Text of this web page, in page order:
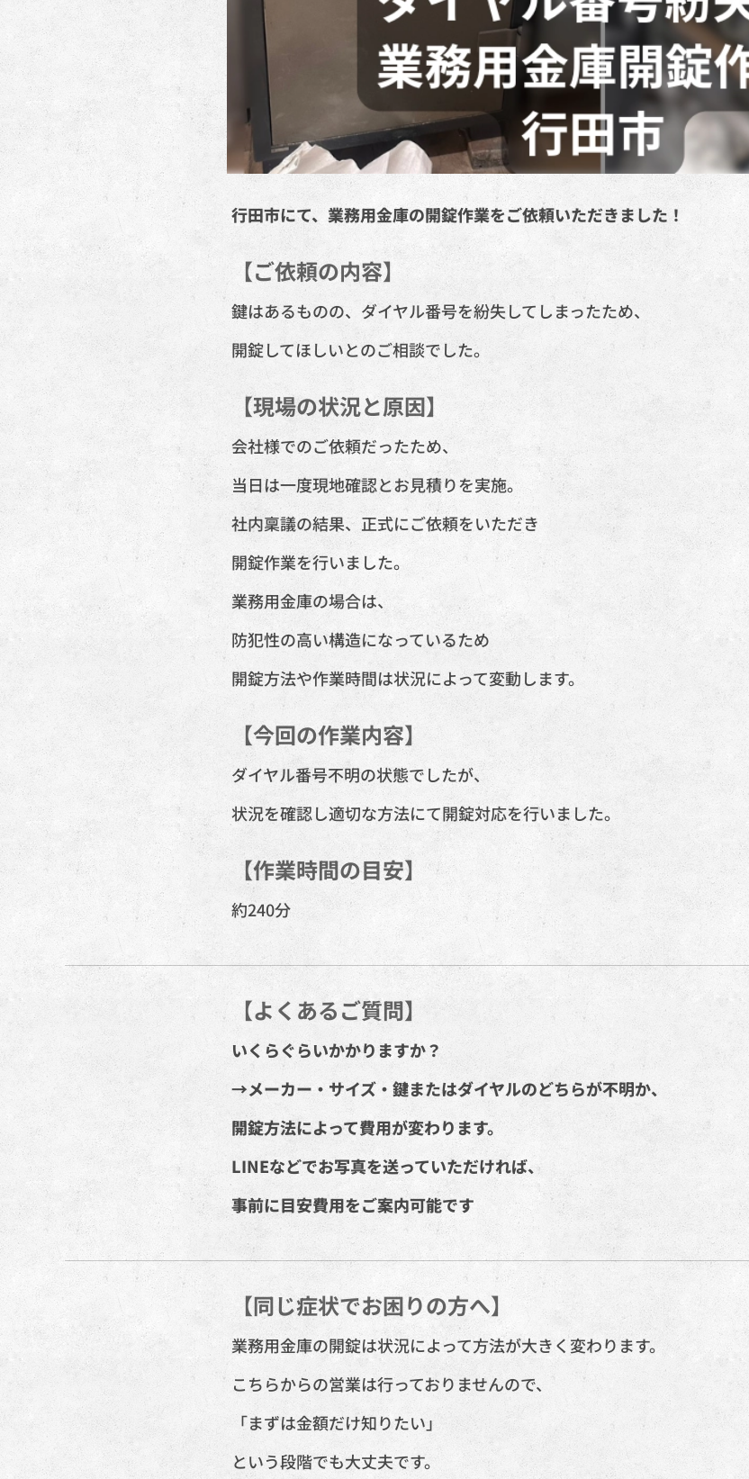
行田市にて、業務用金庫の開錠作業をご依頼いただきました！
【ご依頼の内容】
鍵はあるものの、ダイヤル番号を紛失してしまったため、
開錠してほしいとのご相談でした。
【現場の状況と原因】
会社様でのご依頼だったため、
当日は一度現地確認とお見積りを実施。
社内稟議の結果、正式にご依頼をいただき
開錠作業を行いました。
業務用金庫の場合は、
防犯性の高い構造になっているため
開錠方法や作業時間は状況によって変動します。
【今回の作業内容】
ダイヤル番号不明の状態でしたが、
状況を確認し適切な方法にて開錠対応を行いました。
【作業時間の目安】
約240分
【よくあるご質問】
いくらぐらいかかりますか？
→メーカー・サイズ・鍵またはダイヤルのどちらが不明か、
開錠方法によって費用が変わります。
LINEなどでお写真を送っていただければ、
事前に目安費用をご案内可能です✨
【同じ症状でお困りの方へ】
業務用金庫の開錠は状況によって方法が大きく変わります。
こちらからの営業は行っておりませんので、
「まずは金額だけ知りたい」
という段階でも大丈夫です。